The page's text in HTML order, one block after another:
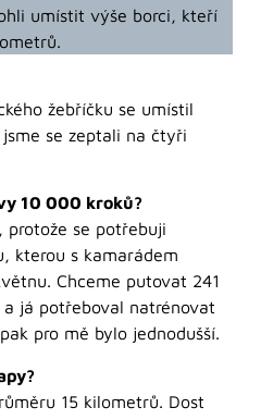
umístit výše borci, kteří
žebříčku se umístil
se zeptali na čtyři
10 000 kroků?
protože se potřebuji
kterou s kamarádem
Chceme putovat 241
já potřeboval natrénovat
pro mě bylo jednodušší.
15 kilometrů. Dost